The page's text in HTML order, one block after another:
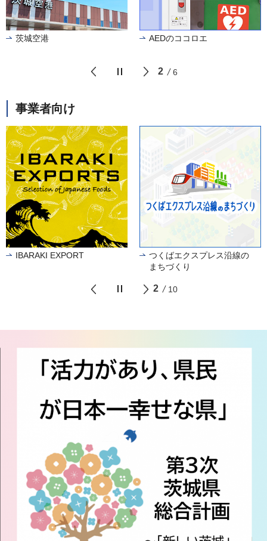
前のスライドを表示
2 6
次のスライドを表示
茨城空港 AEDのココロエ
事業者向け
前のスライドを表示
2 10
次のスライドを表示
IBARAKI EXPORT
つくばエクスプレス沿線の
まちづくり